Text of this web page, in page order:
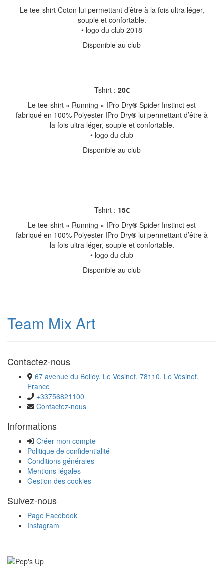
Le tee-shirt Coton lui permettant d’être à la fois ultra léger,
souple et confortable.
• logo du club 2018
Disponible au club
Tshirt : 20€
Le tee-shirt « Running » IPro Dry® Spider Instinct est
fabriqué en 100% Polyester IPro Dry® lui permettant d’être à
la fois ultra léger, souple et confortable.
• logo du club
Disponible au club
Tshirt : 15€
Le tee-shirt « Running » IPro Dry® Spider Instinct est
fabriqué en 100% Polyester IPro Dry® lui permettant d’être à
la fois ultra léger, souple et confortable.
• logo du club
Disponible au club
Team Mix Art
Contactez-nous
67 avenue du Belloy, Le Vésinet, 78110, Le Vésinet,
France
+33756821100
Contactez-nous
Informations
Créer mon compte
Politique de confidentialité
Conditions générales
Mentions légales
Gestion des cookies
Suivez-nous
Page Facebook
Instagram